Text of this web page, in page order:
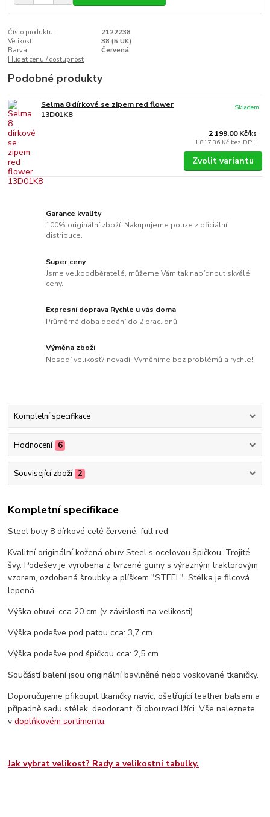
Číslo produktu:
2122238
Velikost:
38 (5 UK)
Barva:
Červená
Hlídat cenu / dostupnost
Podobné produkty
Selma 8 dírkové se zipem red flower
13D01K8
2 199,00 Kč/ks
1 817,36 Kč bez DPH
Skladem
Zvolit variantu
Garance kvality
100% originální zboží. Nakupujeme pouze z oficiální
distribuce.
Super ceny
Jsme velkoodběratelé, můžeme Vám tak nabídnout skvělé
ceny.
Expresní doprava Rychle u vás doma
Průměrná doba dodání do 2 prac. dnů.
Výměna zboží
Nesedí velikost? nevadí. Vyměníme bez problémů a rychle!
Kompletní specifikace
Hodnocení 6
Související zboží 2
Kompletní specifikace
Steel boty 8 dírkové celé červené, full red
Kvalitní originální kožená obuv Steel s ocelovou špičkou. Trojité
švy. Podešev je vyrobena z tvrzené gumy s výrazným traktorovým
vzorem, ozdobená šroubky a plíškem "STEEL". Stélka je filcová
lepená.
Výška obuvi: cca 20 cm (v závislosti na velikosti)
Výška podešve pod patou cca: 3,7 cm
Výška podešve pod špičkou cca: 2,5 cm
Součástí balení jsou originální bavlněné nebo voskované tkaničky.
Doporučujeme přikoupit tkaničky navíc, ošetřující leather balsam a
případně sadu stélek, deodorant, či obouvací lžíci. Vše naleznete
vdoplňkovém sortimentu.
Jak vybrat velikost? Rady a velikostní tabulky.